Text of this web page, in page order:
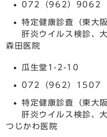
072（962）9062
特定健康診査（東大
肝炎ウイルス検診、
森田医院
瓜生堂1-2-10
072（962）1507
特定健康診査（東大
肝炎ウイルス検診、
つじかわ医院